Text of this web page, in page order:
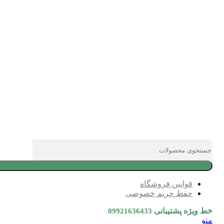
قوانین فروشگاه
حفظ حریم خصوصی
خط ویژه پشتیبانی 09921636433
منو